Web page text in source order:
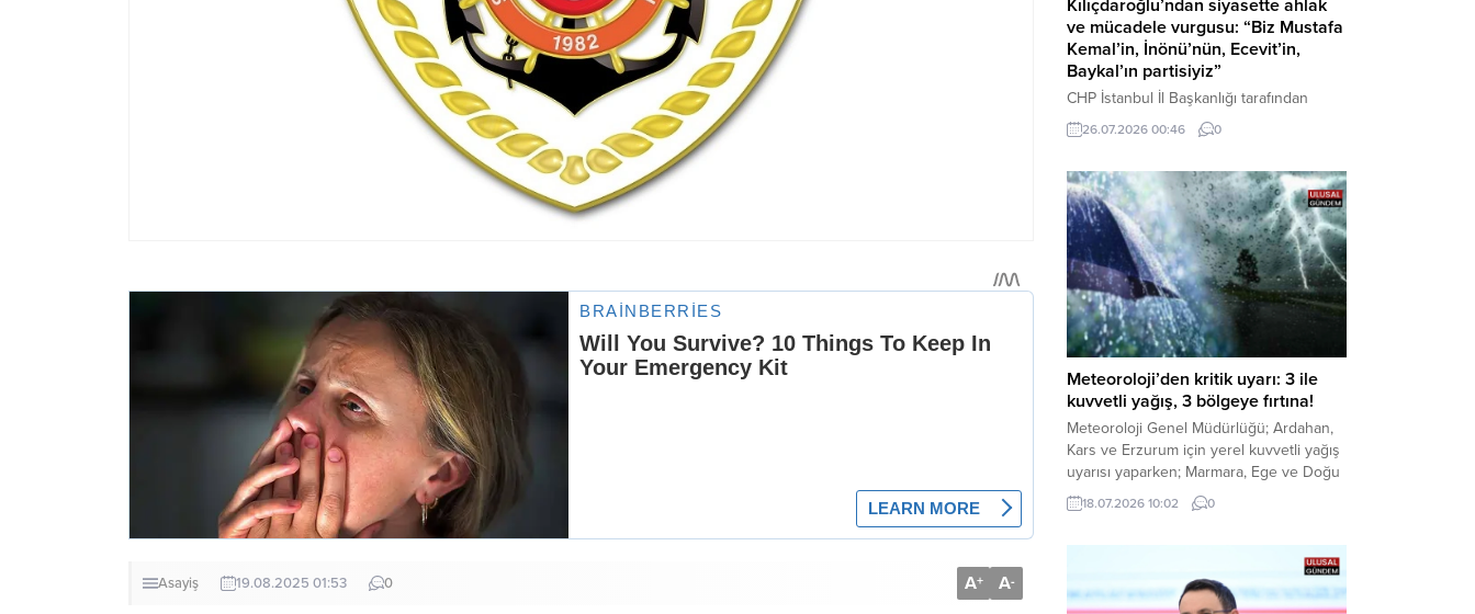
Asayiş 19.08.2025 01:53 0 A+ A-
Kılıçdaroğlu’ndan siyasette ahlak
ve mücadele vurgusu: “Biz Mustafa
Kemal’in, İnönü’nün, Ecevit’in,
Baykal’ın partisiyiz”
CHP İstanbul İl Başkanlığı tarafından
düzenlenen Üye Katılım Töreni’nde
konuşan Kemal Kılıçdaroğlu; partinin
beşli çetelerle mücadeleden Aile
Destekleri Sigortası’na kadar birçok kritik
konuda sert ve net mesajlar verdi. Haber
Merkezi – CHP Genel Başkanı Kemal
Kılıçdaroğlu, Rauf Denktaş Kültür
Merkezi’nde gerçekleştirilen ve yeni
üyelere rozetlerinin takıldığı...
26.07.2026 00:46 0
Meteoroloji’den kritik uyarı: 3 ile
kuvvetli yağış, 3 bölgeye fırtına!
Meteoroloji Genel Müdürlüğü; Ardahan,
Kars ve Erzurum için yerel kuvvetli yağış
uyarısı yaparken; Marmara, Ege ve Doğu
Anadolu’nun belirli kesimlerinde ise
saatte 60 kilometre hıza ulaşabilecek
tedbirli olmaya çağırdı. Haber Merkezi –
Çevre, Şehircilik ve İklim Değişikliği
Bakanlığı Meteoroloji Genel Müdürlüğü,
18.07.2026 10:02 0